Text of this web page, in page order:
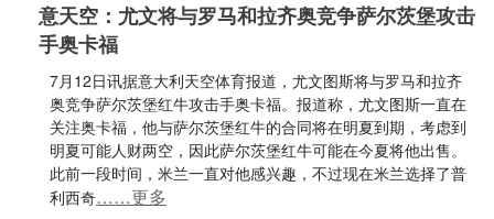
意天空：尤文将与罗马和拉齐奥竞争萨尔茨堡攻击
手奥卡福
7月12日讯据意大利天空体育报道，尤文图斯将与罗马和拉齐
奥竞争萨尔茨堡红牛攻击手奥卡福。报道称，尤文图斯一直在
关注奥卡福，他与萨尔茨堡红牛的合同将在明夏到期，考虑到
明夏可能人财两空，因此萨尔茨堡红牛可能在今夏将他出售。
此前一段时间，米兰一直对他感兴趣，不过现在米兰选择了普
利西奇……更多